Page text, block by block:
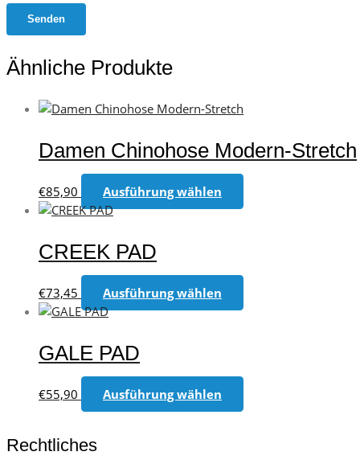
Ähnliche Produkte
Damen Chinohose Modern-Stretch
€85,90 Ausführung wählen
Produkt
auf.
der
gewählt
CREEK PAD
€73,45 Ausführung wählen
Produkt
auf.
GALE PAD
€55,90 Ausführung wählen
Produkt
Rechtliches